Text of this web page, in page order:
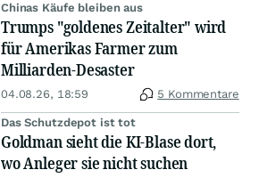
Chinas Käufe bleiben aus
Trumps "goldenes Zeitalter" wird
für Amerikas Farmer zum
Milliarden-Desaster
04.08.26, 18:59 5 Kommentare
Das Schutzdepot ist tot
Goldman sieht die KI-Blase dort,
wo Anleger sie nicht suchen